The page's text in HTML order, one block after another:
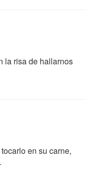
la risa de hallarnos
en su carne,